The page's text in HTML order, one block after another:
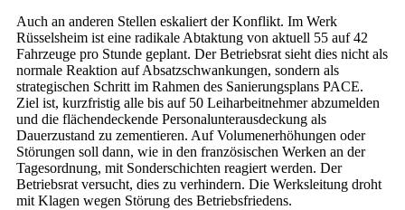
Auch an anderen Stellen eskaliert der Konflikt. Im Werk
Rüsselsheim ist eine radikale Abtaktung von aktuell 55 auf 42
Fahrzeuge pro Stunde geplant. Der Betriebsrat sieht dies nicht als
normale Reaktion auf Absatzschwankungen, sondern als
strategischen Schritt im Rahmen des Sanierungsplans PACE.
Ziel ist, kurzfristig alle bis auf 50 Leiharbeitnehmer abzumelden
und die flächendeckende Personalunterausdeckung als
Dauerzustand zu zementieren. Auf Volumenerhöhungen oder
Störungen soll dann, wie in den französischen Werken an der
Tagesordnung, mit Sonderschichten reagiert werden. Der
Betriebsrat versucht, dies zu verhindern. Die Werksleitung droht
mit Klagen wegen Störung des Betriebsfriedens.